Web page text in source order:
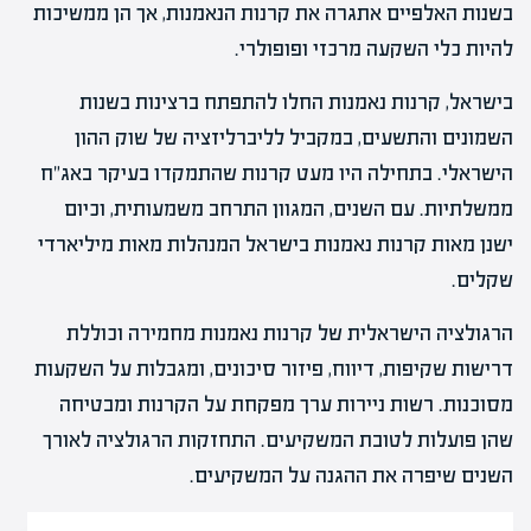
בשנות האלפיים אתגרה את קרנות הנאמנות, אך הן ממשיכות
להיות כלי השקעה מרכזי ופופולרי.
בישראל, קרנות נאמנות החלו להתפתח ברצינות בשנות
השמונים והתשעים, במקביל לליברליזציה של שוק ההון
הישראלי. בתחילה היו מעט קרנות שהתמקדו בעיקר באג"ח
ממשלתיות. עם השנים, המגוון התרחב משמעותית, וכיום
ישנן מאות קרנות נאמנות בישראל המנהלות מאות מיליארדי
שקלים.
הרגולציה הישראלית של קרנות נאמנות מחמירה וכוללת
דרישות שקיפות, דיווח, פיזור סיכונים, ומגבלות על השקעות
מסוכנות. רשות ניירות ערך מפקחת על הקרנות ומבטיחה
שהן פועלות לטובת המשקיעים. התחזקות הרגולציה לאורך
השנים שיפרה את ההגנה על המשקיעים.